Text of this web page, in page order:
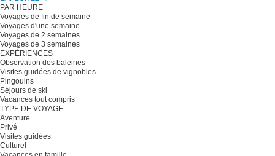
PAR HEURE
Voyages de fin de semaine
Voyages d'une semaine
Voyages de 2 semaines
Voyages de 3 semaines
EXPÉRIENCES
Observation des baleines
Visites guidées de vignobles
Pingouins
Séjours de ski
Vacances tout compris
TYPE DE VOYAGE
Aventure
Privé
Visites guidées
Culturel